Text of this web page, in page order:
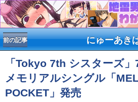
にゅーあき
前の記事
「Tokyo 7th シスターズ
メモリアルシングル「
POCKET」発売